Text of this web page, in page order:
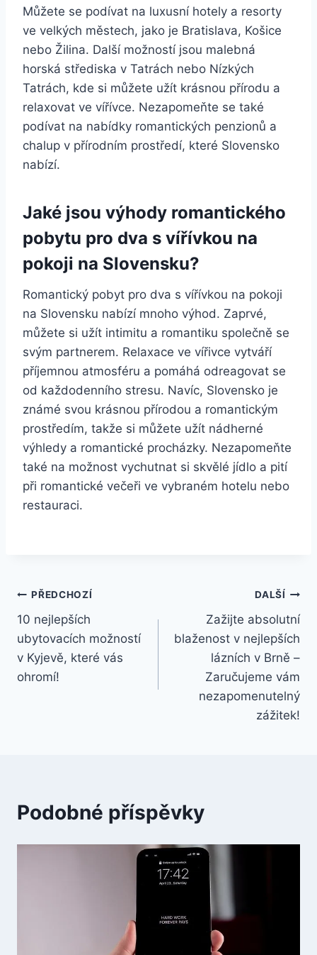
Můžete se podívat na luxusní hotely a resorty
ve velkých městech, jako je Bratislava, Košice
nebo Žilina. Další možností jsou malebná
horská střediska v Tatrách nebo Nízkých
Tatrách, kde si můžete užít krásnou přírodu a
relaxovat ve vířívce. Nezapomeňte se také
podívat na nabídky romantických penzionů a
chalup v přírodním prostředí, které Slovensko
nabízí.
Jaké jsou výhody romantického
pobytu pro dva s vířívkou na
pokoji na Slovensku?
Romantický pobyt pro dva s vířívkou na pokoji
na Slovensku nabízí mnoho výhod. Zaprvé,
můžete si užít intimitu a romantiku společně se
svým partnerem. Relaxace ve vířivce vytváří
příjemnou atmosféru a pomáhá odreagovat se
od každodenního stresu. Navíc, Slovensko je
známé svou krásnou přírodou a romantickým
prostředím, takže si můžete užít nádherné
výhledy a romantické procházky. Nezapomeňte
také na možnost vychutnat si skvělé jídlo a pití
při romantické večeři ve vybraném hotelu nebo
restauraci.
Navigace
pro
příspěvek
PŘEDCHOZÍ
10 nejlepších
ubytovacích možností
v Kyjevě, které vás
ohromí!
DALŠÍ
Zažijte absolutní
blaženost v nejlepších
lázních v Brně –
Zaručujeme vám
nezapomenutelný
zážitek!
Podobné příspěvky